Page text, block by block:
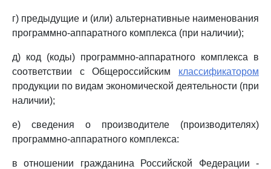
г) предыдущие и (или) альтернативные наименования
программно-аппаратного комплекса (при наличии);
д) код (коды) программно-аппаратного комплекса в
соответствии с Общероссийским классификатором
продукции по видам экономической деятельности (при
наличии);
е) сведения о производителе (производителях)
программно-аппаратного комплекса:
в отношении гражданина Российской Федерации -